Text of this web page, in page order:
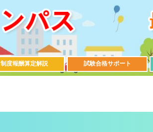
制度報酬算定解説 試験合格サポート